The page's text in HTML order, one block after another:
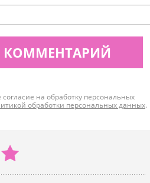
КОММЕНТАРИЙ
на обработку персональных
обработки персональных данных.